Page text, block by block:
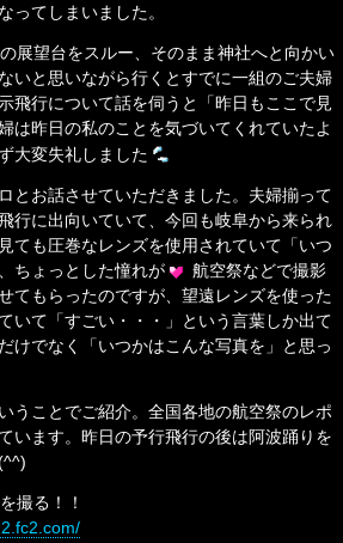
ってしまいました。
展望台をスルー、そのまま神社へと向かい
いと思いながら行くとすでに一組のご夫婦
飛行について話を伺うと「昨日もここで見
は昨日の私のことを気づいてくれていたよ
大変失礼しました
とお話させていただきました。夫婦揃って
行に出向いていて、今回も岐阜から来られ
ても圧巻なレンズを使用されていて「いつ
ちょっとした憧れが
航空祭などで撮影
てもらったのですが、望遠レンズを使った
いて「すごい・・・」という言葉しか出て
けでなく「いつかはこんな写真を」と思っ
うことでご紹介。全国各地の航空祭のレポ
います。昨日の予行飛行の後は阿波踊りを
撮る！！